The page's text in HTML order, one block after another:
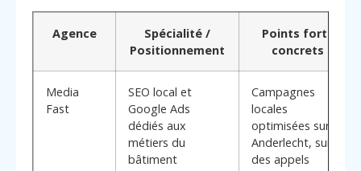
Agence
Spécialité /
Positionnement
Points forts
concrets
Media
Fast
SEO local et
Google Ads
dédiés aux
métiers du
bâtiment
Campagnes
locales
optimisées sur
Anderlecht, suivi
des appels